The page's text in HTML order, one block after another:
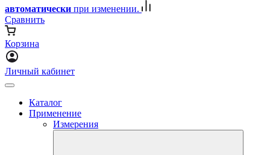
автоматически при изменении.
Сравнить
Корзина
Личный кабинет
Каталог
Применение
Измерения